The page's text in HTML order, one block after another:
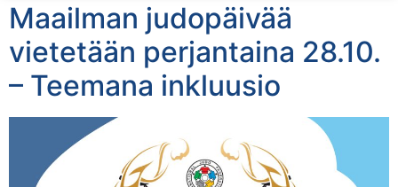
Maailman judopäivää
vietetään perjantaina 28.10.
– Teemana inkluusio